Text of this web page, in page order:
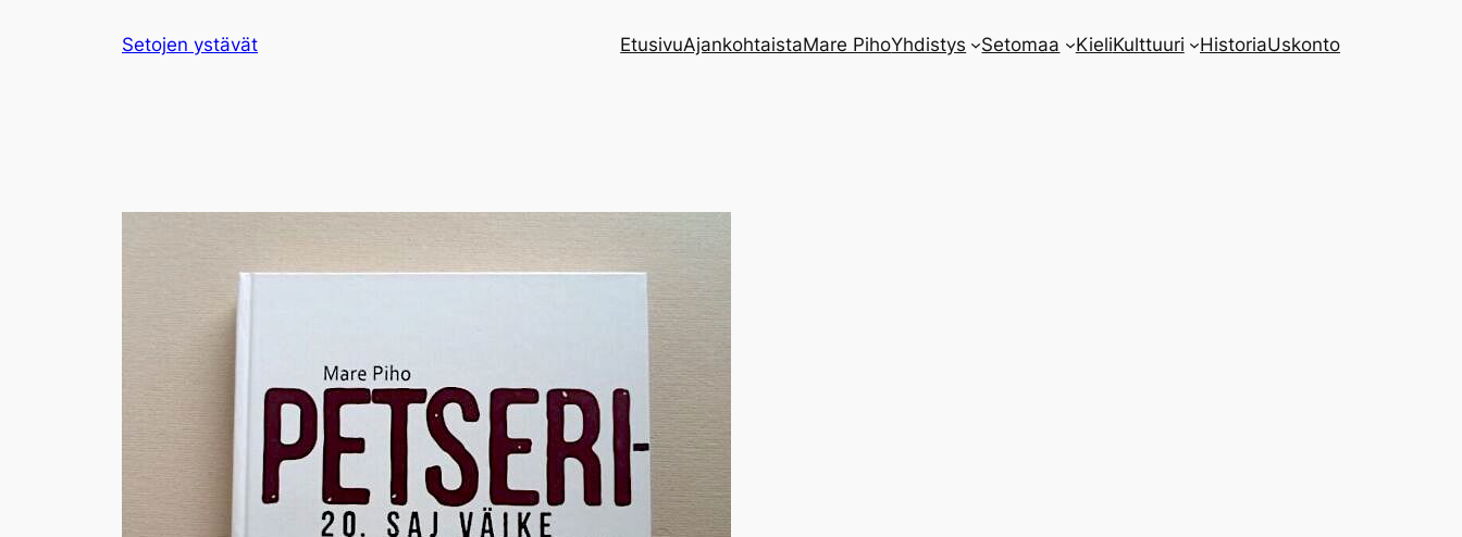
Setojen ystävät EtusivuAjankohtaistaMare PihoYhdistys Setomaa KieliKulttuuri HistoriaUskonto